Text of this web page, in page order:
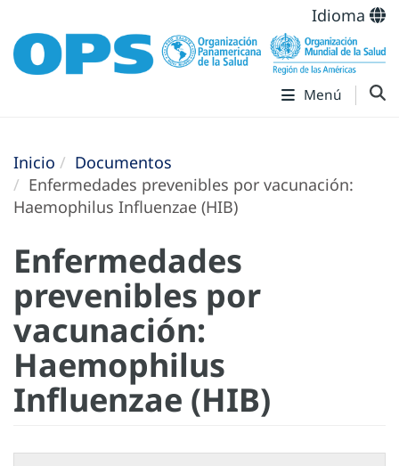
Idioma
Menú
Inicio
Documentos
Enfermedades prevenibles por vacunación:
Haemophilus Influenzae (HIB)
Enfermedades
prevenibles por
vacunación:
Haemophilus
Influenzae (HIB)